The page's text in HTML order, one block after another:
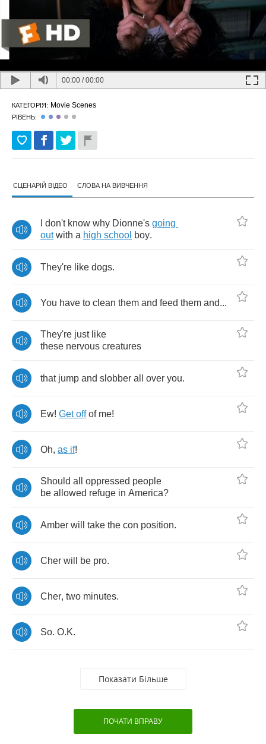
00:00 /00:00
КАТЕГОРІЯ: Movie Scenes
РІВЕНЬ:
СЦЕНАРІЙ ВІДЕО СЛОВА НА ВИВЧЕННЯ
don't know why Dionne's going
out with a high school boy.
They're like dogs.
You have to clean them and feed them and...
They're just like
these nervous creatures
that jump and slobber all over you.
Ew! Get off of me!
Oh, as if!
Should all oppressed people
be allowed refuge in America?
Amber will take the con position.
Cher will be pro.
Cher, two minutes.
So. O.K.
Показати Більше
ПОЧАТИ ВПРАВУ